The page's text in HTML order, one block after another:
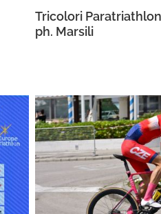
Tricolori
ph. Marsili